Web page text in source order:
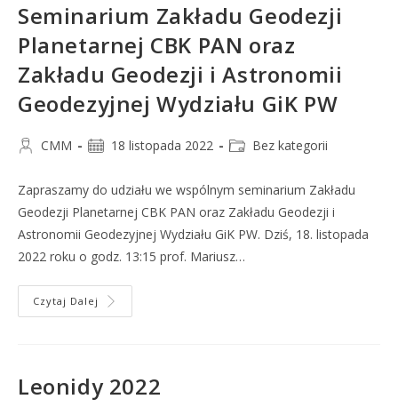
Seminarium Zakładu Geodezji
Planetarnej CBK PAN oraz
Zakładu Geodezji i Astronomii
Geodezyjnej Wydziału GiK PW
CMM 18 listopada 2022 Bez kategorii
Zapraszamy do udziału we wspólnym seminarium Zakładu
Geodezji Planetarnej CBK PAN oraz Zakładu Geodezji i
Astronomii Geodezyjnej Wydziału GiK PW. Dziś, 18. listopada
2022 roku o godz. 13:15 prof. Mariusz…
Czytaj Dalej
Leonidy 2022